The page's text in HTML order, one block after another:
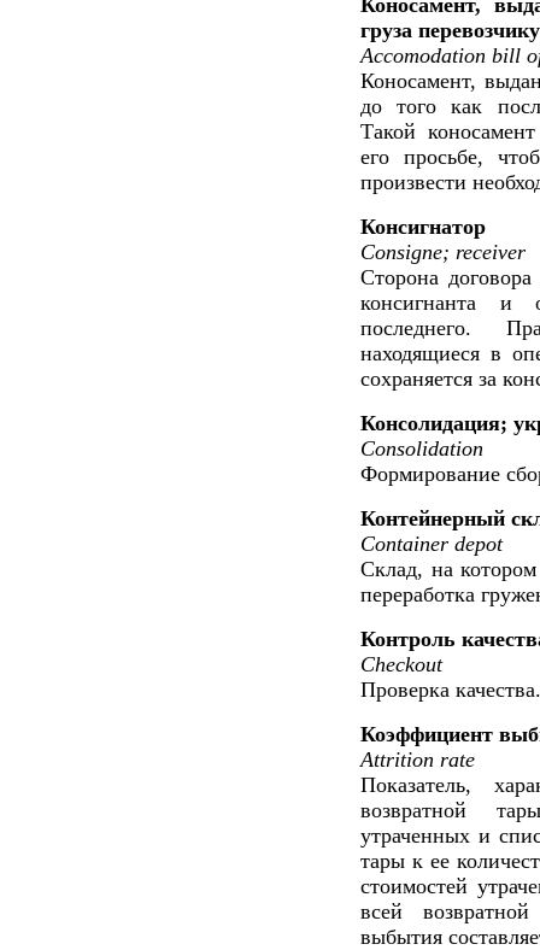
груза перевозчику
Accomodation bill
Коносамент,
до того как
Такой
его просьбе,
произвести
Консигнатор
Consigne; receiver
Сторона
консигнанта и
последнего.
находящиеся в
сохраняется за
Консолидация;
Consolidation
Формирование
Контейнерный
Container depot
Склад, на
переработка
Контроль
Checkout
Проверка качества.
Коэффициент
Attrition rate
Показатель,
возвратной
утраченных и
тары к ее
стоимостей
всей
выбытия